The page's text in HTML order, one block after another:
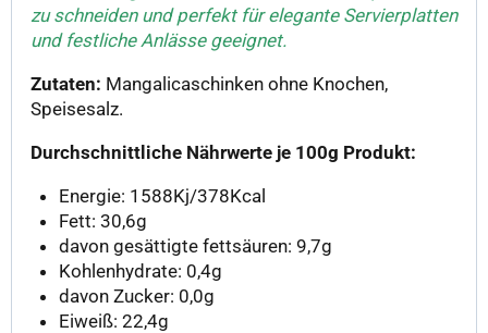
zu schneiden und perfekt für elegante Servierplatten
und festliche Anlässe geeignet.
Zutaten: Mangalicaschinken ohne Knochen,
Speisesalz.
Durchschnittliche Nährwerte je 100g Produkt:
Energie: 1588Kj/378Kcal
Fett: 30,6g
davon gesättigte fettsäuren: 9,7g
Kohlenhydrate: 0,4g
davon Zucker: 0,0g
Eiweiß: 22,4g